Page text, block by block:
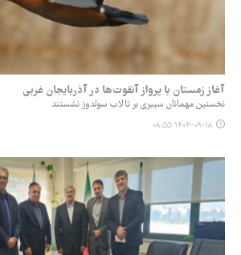
آغاز زمستان با پرواز آنقوت‌ها در آذربایجان غربی
نخستین مهمانان سیبری بر تالاب سولدوز نشستند
۱۴۰۴-۰۹-۱۸ ۰۸:۵۵